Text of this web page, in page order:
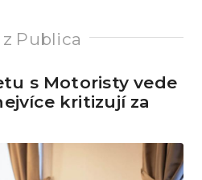
Publica
s Motoristy vede
kritizují za